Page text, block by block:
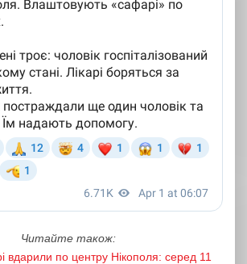
Читайте також:
вдарили по центру Нікополя: серед 11